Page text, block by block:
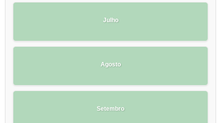
Julho
Agosto
Setembro